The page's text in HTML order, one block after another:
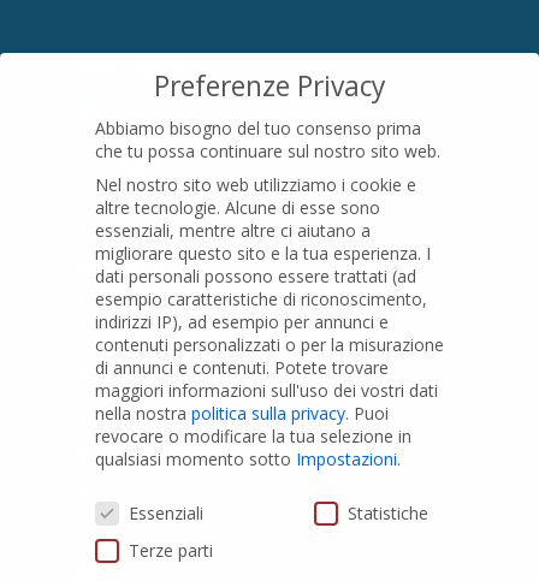
16015 Casella (GE) – Italy
01079200299
PRODOTTI
Tubi PVC
Raccordi PVC
Tubi e Raccordi in PVC-A
Pozzi Artesiani
Preferenze Privacy
Abbiamo bisogno del tuo consenso prima
che tu possa continuare sul nostro sito web.
Nel nostro sito web utilizziamo i cookie e
altre tecnologie. Alcune di esse sono
essenziali, mentre altre ci aiutano a
migliorare questo sito e la tua esperienza. I
dati personali possono essere trattati (ad
esempio caratteristiche di riconoscimento,
indirizzi IP), ad esempio per annunci e
contenuti personalizzati o per la misurazione
di annunci e contenuti. Potete trovare
maggiori informazioni sull'uso dei vostri dati
nella nostra politica sulla privacy. Puoi
revocare o modificare la tua selezione in
qualsiasi momento sotto Impostazioni.
Preferenze Privacy
Essenziali
Statistiche
Terze parti